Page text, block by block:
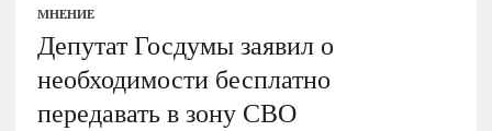
МНЕНИЕ
Депутат Госдумы заявил о
необходимости бесплатно
передавать в зону СВО